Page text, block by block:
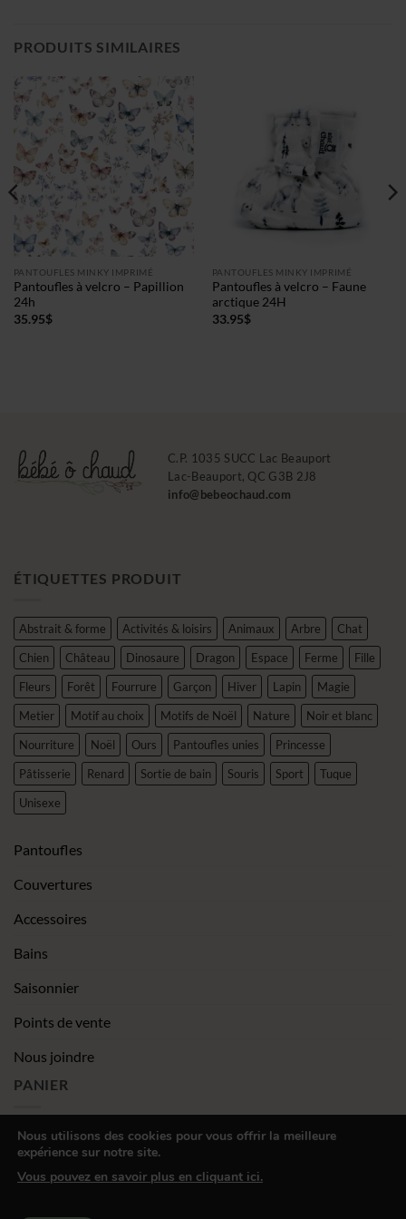
PRODUITS SIMILAIRES
PANTOUFLES MINKY IMPRIMÉ
Pantoufles à velcro – Papillion
24h
35.95$
PANTOUFLES MINKY IMPRIMÉ
Pantoufles à velcro – Faune
arctique 24H
33.95$
C.P. 1035 SUCC Lac Beauport
Lac-Beauport, QC G3B 2J8
info@bebeochaud.com
ÉTIQUETTES PRODUIT
Abstrait & forme Activités & loisirs Animaux Arbre
Chat
Chien
Château Dinosaure Dragon Espace Ferme
Fille
Fleurs
Forêt Fourrure Garçon Hiver Lapin
Magie
Metier
Motif au choix Motifs de Noël Nature
Noir et blanc
Nourriture
Noël Ours Pantoufles unies
Princesse
Pâtisserie
Renard Sortie de bain Souris Sport
Tuque
Unisexe
Pantoufles
Couvertures
Accessoires
Bains
Saisonnier
Points de vente
Nous joindre
PANIER
Conditions générales de vente
Nous utilisons des cookies pour vous offrir la meilleure
expérience sur notre site.
Vous pouvez en savoir plus en cliquant ici.